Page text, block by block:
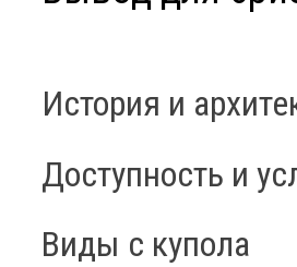
История и
Доступность и
Виды с купола